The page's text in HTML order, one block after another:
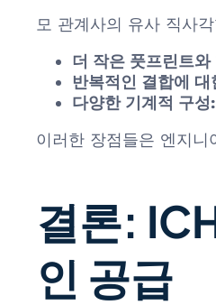
모 관계사의 유사 직사
더 작은 풋프린트
반복적인 결합에
다양한 기계적 구성:
이러한 장점들은 엔지
결론:
인 공급